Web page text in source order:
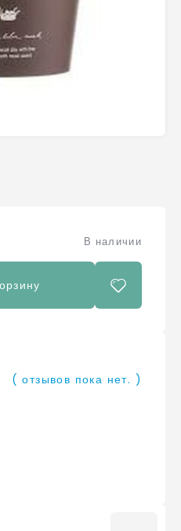
В наличии
( отзывов пока нет. )